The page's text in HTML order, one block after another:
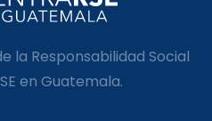
la Responsabilidad Social
en Guatemala.